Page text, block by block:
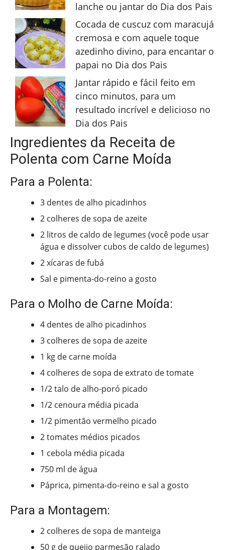
lanche ou jantar do Dia dos Pais
Cocada de cuscuz com maracujá
cremosa e com aquele toque
azedinho divino, para encantar o
papai no Dia dos Pais
Jantar rápido e fácil feito em
cinco minutos, para um
resultado incrível e delicioso no
Dia dos Pais
Ingredientes da Receita de
Polenta com Carne Moída
Para a Polenta:
3 dentes de alho picadinhos
2 colheres de sopa de azeite
2 litros de caldo de legumes (você pode usar
água e dissolver cubos de caldo de legumes)
2 xícaras de fubá
Sal e pimenta-do-reino a gosto
Para o Molho de Carne Moída:
4 dentes de alho picadinhos
3 colheres de sopa de azeite
1 kg de carne moída
4 colheres de sopa de extrato de tomate
1/2 talo de alho-poró picado
1/2 cenoura média picada
1/2 pimentão vermelho picado
2 tomates médios picados
1 cebola média picada
750 ml de água
Páprica, pimenta-do-reino e sal a gosto
Para a Montagem:
2 colheres de sopa de manteiga
50 g de queijo parmesão ralado